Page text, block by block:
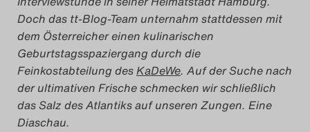
Das Theatertreffen-Blog
2013
Das Theatertreffen-Blog
2014
Doch das tt-Blog-Team unternahm stattdessen mit
dem Österreicher einen kulinarischen
Geburtstagsspaziergang durch die
Feinkostabteilung desKaDeWe. Auf der Suche nach
der ultimativen Frische schmecken wir schließlich
das Salz des Atlantiks auf unseren Zungen. Eine
Diaschau.